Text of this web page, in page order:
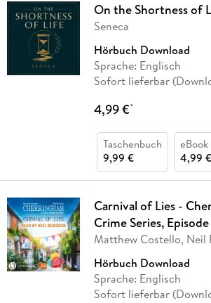
On the Shortness of
Seneca
Hörbuch Download
Sprache: Englisch
Sofort lieferbar
4,99 €*
Taschenbuch
9,99 €
4,99 €
Carnival of Lies -
Crime Series,
Matthew Costello, Neil
Hörbuch Download
Sprache: Englisch
Sofort lieferbar